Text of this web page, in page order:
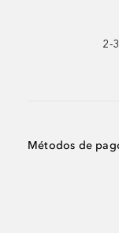
2-
Métodos de